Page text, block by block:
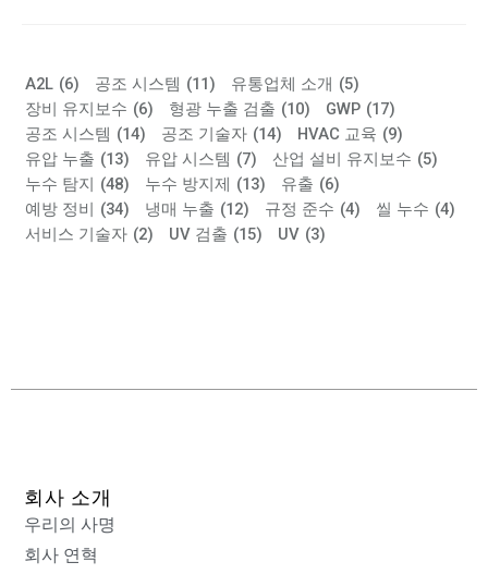
A2L (6) 공조 시스템 (11) 유통업체 소개 (5)
장비 유지보수 (6) 형광 누출 검출 (10) GWP (17)
공조 시스템 (14) 공조 기술자 (14) HVAC 교육 (9)
유압 누출 (13) 유압 시스템 (7) 산업 설비 유지보수 (5)
누수 탐지 (48) 누수 방지제 (13) 유출 (6)
예방 정비 (34) 냉매 누출 (12) 규정 준수 (4) 씰 누수 (4)
서비스 기술자 (2) UV 검출 (15) UV (3)
회사 소개
우리의 사명
회사 연혁